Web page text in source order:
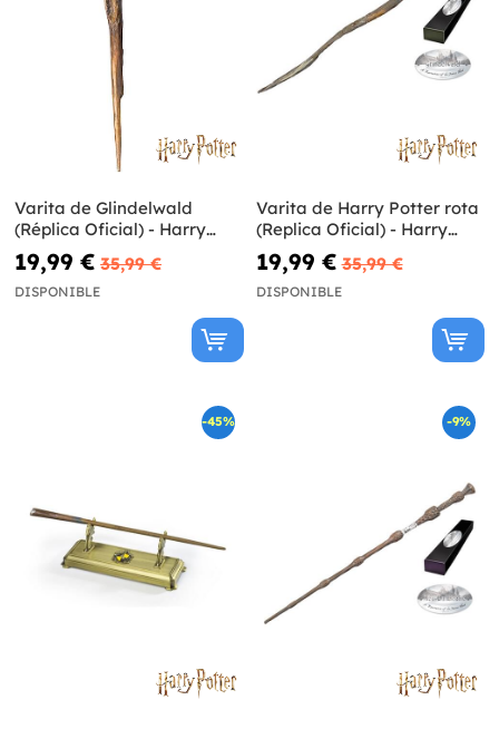
Varita de Glindelwald
(Réplica Oficial) - Harry
Potter y las Reliquias de la
Muerte
19,99 € 35,99 €
DISPONIBLE
Varita de Harry Potter rota
(Replica Oficial) - Harry
Potter y las Reliquias de la
Muerte
19,99 € 35,99 €
DISPONIBLE
-45% -9%